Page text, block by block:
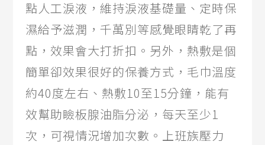
點人工淚液，維持淚液基礎量、定時保
濕給予滋潤，千萬別等感覺眼睛乾了再
點，效果會大打折扣。另外，熱敷是個
簡單卻效果很好的保養方式，毛巾溫度
約40度左右、熱敷10至15分鐘，能有
效幫助瞼板腺油脂分泌，每天至少1
次，可視情況增加次數。上班族壓力